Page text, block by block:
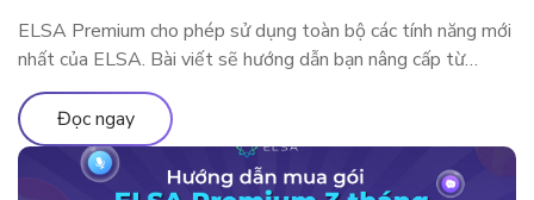
ELSA Premium cho phép sử dụng toàn bộ các tính năng mới
nhất của ELSA. Bài viết sẽ hướng dẫn bạn nâng cấp từ
ELSA Pro lên ELSA Premium nhé!
Đọc ngay